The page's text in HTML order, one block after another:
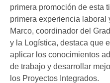
primera promoción de esta
primera experiencia laboral
Marco, coordinador del
y la Logística, destaca que
aplicar los conocimientos
de trabajo y desarrollar
los Proyectos Integrados.